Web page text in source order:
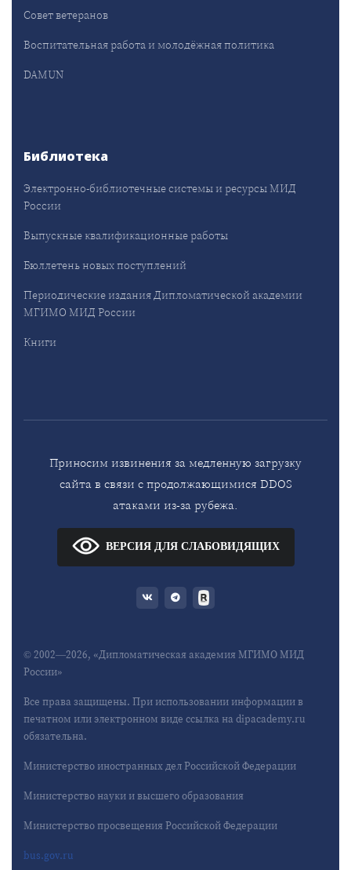
Совет ветеранов
Воспитательная работа и молодёжная политика
DAMUN
Библиотека
Электронно-библиотечные системы и ресурсы МИД
России
Выпускные квалификационные работы
Бюллетень новых поступлений
Периодические издания Дипломатической академии
МГИМО МИД России
Книги
Приносим извинения за медленную загрузку
сайта в связи с продолжающимися DDOS
атаками из-за рубежа.
ВЕРСИЯ ДЛЯ СЛАБОВИДЯЩИХ
© 2002—2026, «Дипломатическая академия МГИМО МИД
России»
Все права защищены. При использовании информации в
печатном или электронном виде ссылка на dipacademy.ru
обязательна.
Министерство иностранных дел Российской Федерации
Министерство науки и высшего образования
Министерство просвещения Российской Федерации
bus.gov.ru